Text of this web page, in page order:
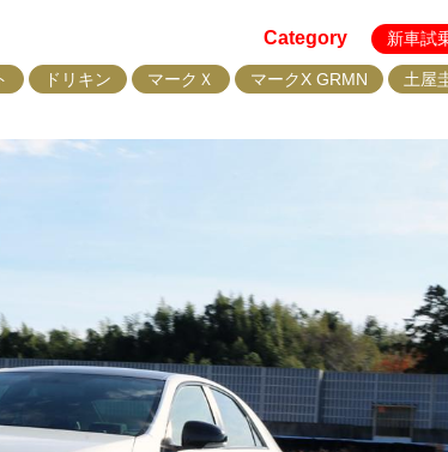
Category 新車試
ドリキン マークＸ マークX GRMN 土屋